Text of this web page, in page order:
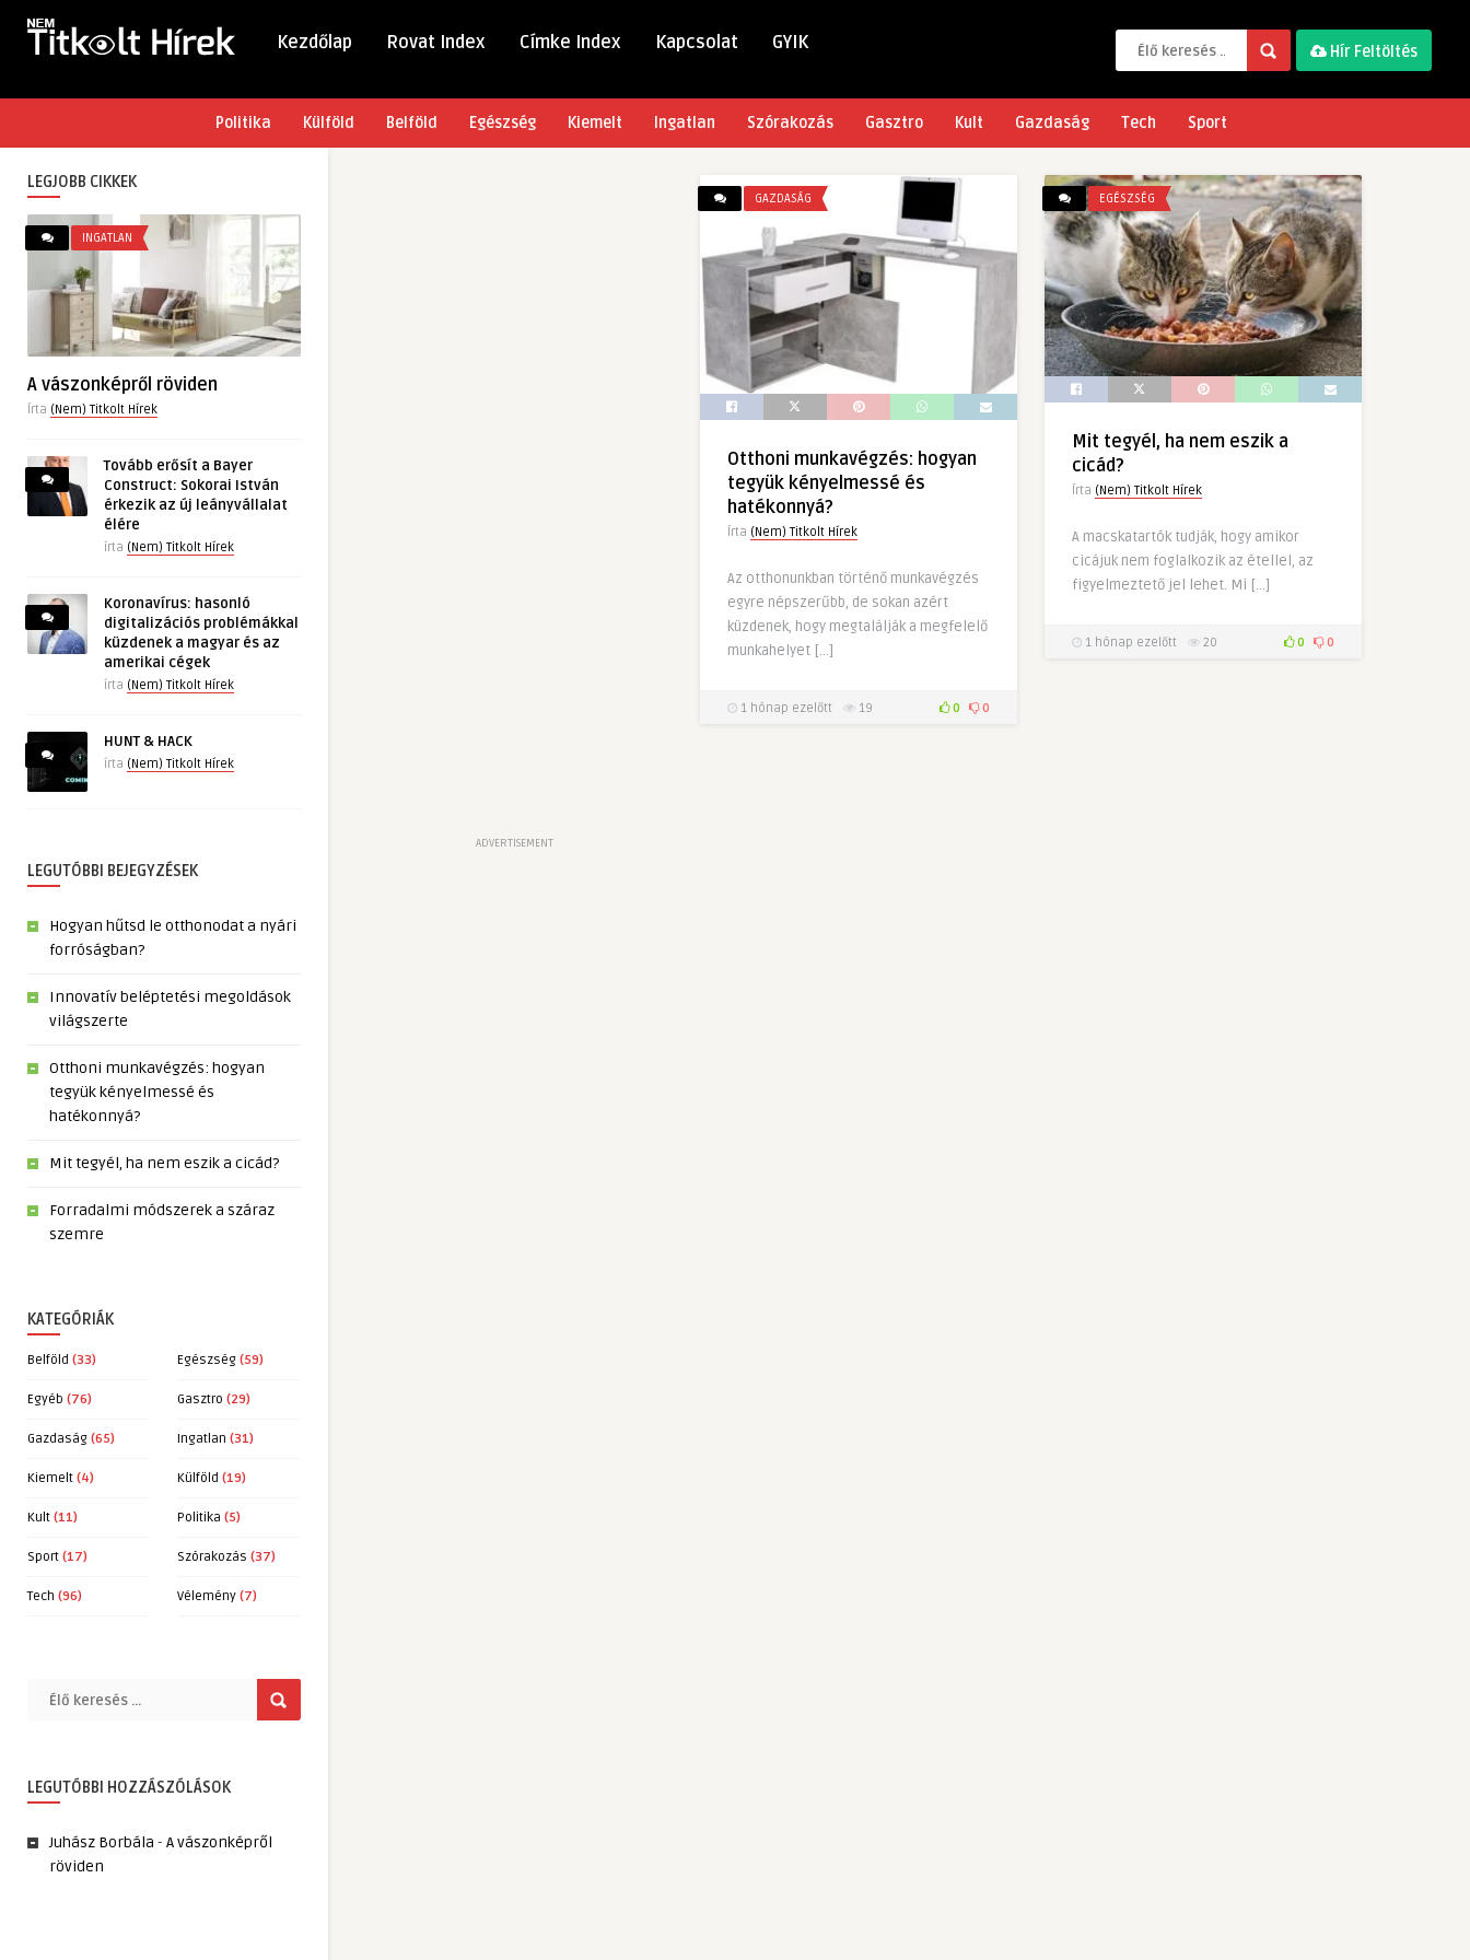
Kezdőlap Rovat Index Címke Index Kapcsolat GYIK Hír Feltöltés
Politika Külföld Belföld Egészség Kiemelt Ingatlan Szórakozás Gasztro Kult Gazdaság Tech Sport
LEGJOBB CIKKEK
INGATLAN
A vászonképről röviden
Írta (Nem) Titkolt Hírek
Tovább erősít a Bayer
Construct: Sokorai István
érkezik az új leányvállalat
élére
írta (Nem) Titkolt Hírek
Koronavírus: hasonló
digitalizációs problémákkal
küzdenek a magyar és az
amerikai cégek
írta (Nem) Titkolt Hírek
HUNT & HACK
írta (Nem) Titkolt Hírek
LEGUTÓBBI BEJEGYZÉSEK
Hogyan hűtsd le otthonodat a nyári
forróságban?
Innovatív beléptetési megoldások
világszerte
Otthoni munkavégzés: hogyan
tegyük kényelmessé és
hatékonnyá?
Mit tegyél, ha nem eszik a cicád?
Forradalmi módszerek a száraz
szemre
KATEGÓRIÁK
Belföld (33) Egészség (59)
Egyéb (76) Gasztro (29)
Gazdaság (65) Ingatlan (31)
Kiemelt (4) Külföld (19)
Kult (11) Politika (5)
Sport (17) Szórakozás (37)
Tech (96) Vélemény (7)
LEGUTÓBBI HOZZÁSZÓLÁSOK
Juhász Borbála - A vászonképről
röviden
ADVERTISEMENT
GAZDASÁG
Otthoni munkavégzés: hogyan
tegyük kényelmessé és
hatékonnyá?
Írta (Nem) Titkolt Hírek
Az otthonunkban történő munkavégzés
egyre népszerűbb, de sokan azért
küzdenek, hogy megtalálják a megfelelő
munkahelyet […]
1 hónap ezelőtt 19 0 0
EGÉSZSÉG
Mit tegyél, ha nem eszik a
cicád?
Írta (Nem) Titkolt Hírek
A macskatartók tudják, hogy amikor
cicájuk nem foglalkozik az étellel, az
figyelmeztető jel lehet. Mi […]
1 hónap ezelőtt 20 0 0